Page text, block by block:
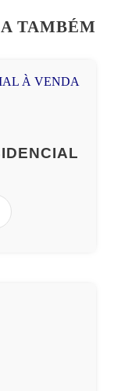
TAMBÉM